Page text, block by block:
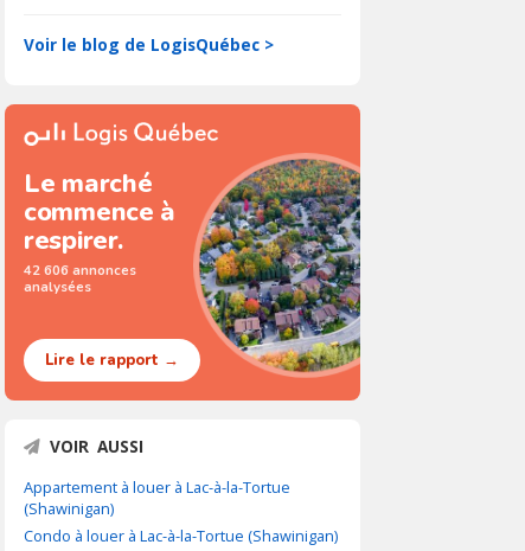
Voir le blog de LogisQuébec >
Le marché
commence à
respirer.
42 606 annonces
analysées
Lire le rapport →
VOIR AUSSI
Appartement à louer à Lac-à-la-Tortue
(Shawinigan)
Condo à louer à Lac-à-la-Tortue (Shawinigan)